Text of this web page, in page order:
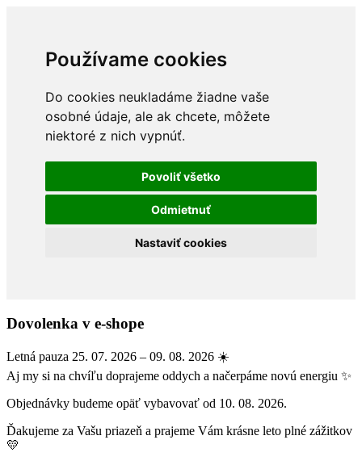
Používame cookies
Do cookies neukladáme žiadne vaše
osobné údaje, ale ak chcete, môžete
niektoré z nich vypnúť.
Povoliť všetko
Odmietnuť
Nastaviť cookies
Dovolenka v e-shope
Letná pauza 25. 07. 2026 – 09. 08. 2026 ☀️
Aj my si na chvíľu doprajeme oddych a načerpáme novú energiu ✨
Objednávky budeme opäť vybavovať od 10. 08. 2026.
Ďakujeme za Vašu priazeň a prajeme Vám krásne leto plné zážitkov
💛